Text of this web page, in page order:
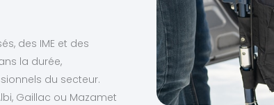
des IME et des
la durée,
du secteur.
Gaillac ou Mazamet